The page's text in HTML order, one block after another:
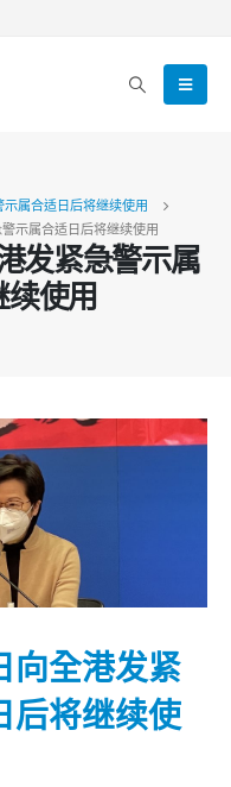
属合适日后将继续使用
示属合适日后将继续使用
发紧急警示属
使用
向全港发紧
后将继续使